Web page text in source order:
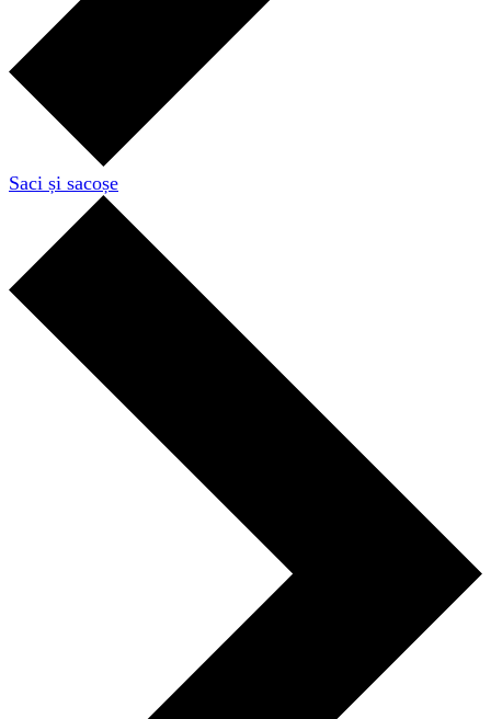
Saci și sacoșe